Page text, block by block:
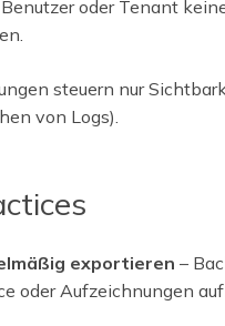
oder Tenant
steuern nur
von Logs).
exportieren –
oder Aufzeichnungen